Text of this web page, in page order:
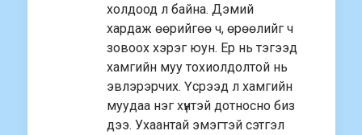
холдоод л байна. Дэмий
хардаж өөрийгөө ч, өрөөлийг ч
зовоох хэрэг юун. Ер нь тэгээд
хамгийн муу тохиолдолтой нь
эвлэрэрчих. Үсрээд л хамгийн
муудаа нэг хүнтэй дотносно биз
дээ. Ухаантай эмэгтэй сэтгэл